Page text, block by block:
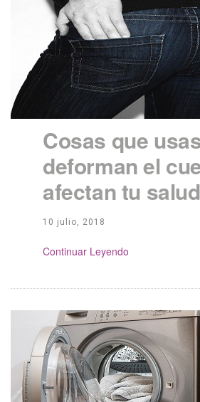
Cosas que
deforman el
afectan tu salud
10 julio, 2018
Continue Reading